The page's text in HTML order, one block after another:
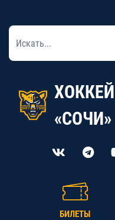
«СОЧИ»
БИЛЕТЫ